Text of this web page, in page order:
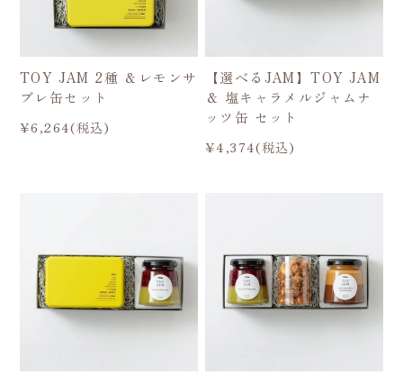
TOY JAM 2種 ＆レモンサ
ブレ缶セット
¥6,264(税込)
【選べるJAM】TOY JAM
＆ 塩キャラメルジャムナ
ッツ缶 セット
¥4,374(税込)